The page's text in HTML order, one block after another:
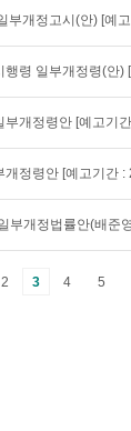
2 3 4 5